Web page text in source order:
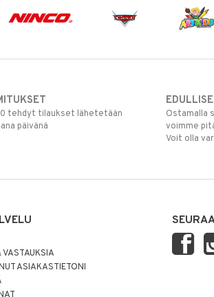
tehdyt tilaukset lähetetään
päivänä
Ostamalla
voimme
Voit olla
ASIAKASTIETONI